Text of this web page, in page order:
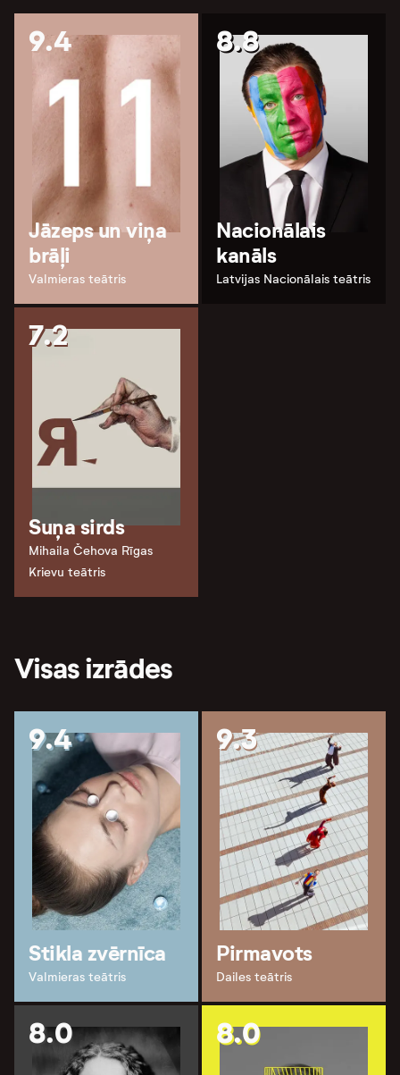
9.4
Jāzeps un viņa
brāļi
Valmieras teātris
8.8
Nacionālais
kanāls
Latvijas Nacionālais teātris
7.2
Suņa sirds
Mihaila Čehova Rīgas
Krievu teātris
Visas izrādes
9.4
Stikla zvērnīca
Valmieras teātris
9.3
Pirmavots
Dailes teātris
8.0 8.0